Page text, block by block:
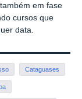
em fase
cursos que
data.
Cataguases